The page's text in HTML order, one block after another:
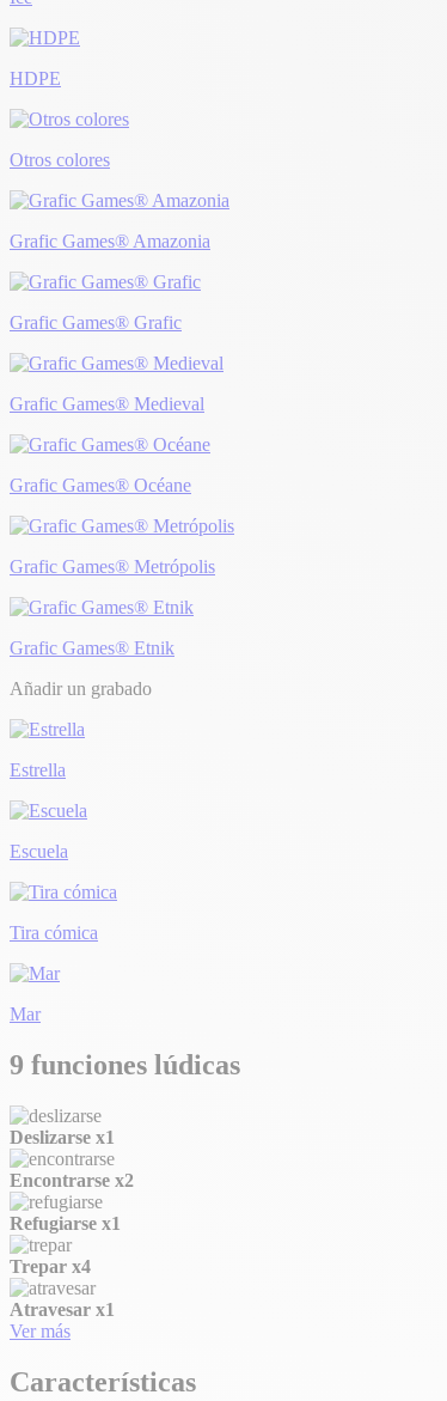
HDPE
Otros colores
Grafic Games® Amazonia
Grafic Games® Grafic
Grafic Games® Medieval
Grafic Games® Océane
Grafic Games® Metrópolis
Grafic Games® Etnik
Añadir un grabado
Estrella
Escuela
Tira cómica
Mar
9 funciones lúdicas
Deslizarse x1
Encontrarse x2
Refugiarse x1
Trepar x4
Atravesar x1
Ver más
Características